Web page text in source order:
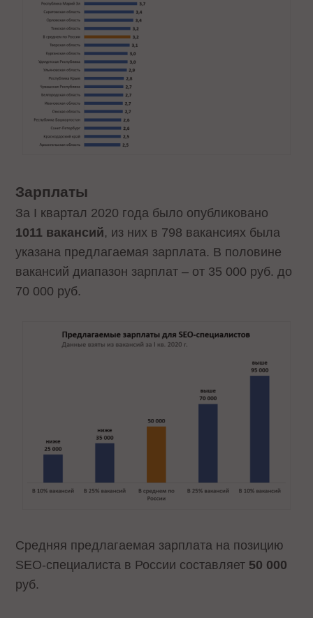
Зарплаты
За I квартал 2020 года было опубликовано
1011 вакансий, из них в 798 вакансиях была
указана предлагаемая зарплата. В половине
вакансий диапазон зарплат – от 35 000 руб. до
70 000 руб.
Средняя предлагаемая зарплата на позицию
SEO-специалиста в России составляет 50 000
руб.